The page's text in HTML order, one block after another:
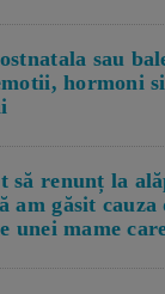
sau
hormoni
să renunț la
am găsit
unei mame